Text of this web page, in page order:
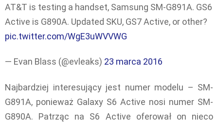
AT&T is testing a handset, Samsung SM-G891A. GS6
Active is G890A. Updated SKU, GS7 Active, or other?
pic.twitter.com/WgE3uWVVWG
— Evan Blass (@evleaks) 23 marca 2016
Najbardziej interesujący jest numer modelu – SM-
G891A, ponieważ Galaxy S6 Active nosi numer SM-
G890A. Patrząc na S6 Active oferował on nieco